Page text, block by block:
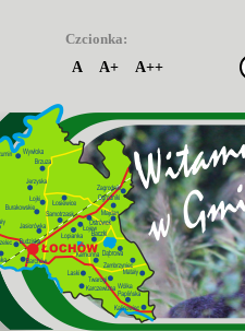
Czcionka:
A
A+ A++